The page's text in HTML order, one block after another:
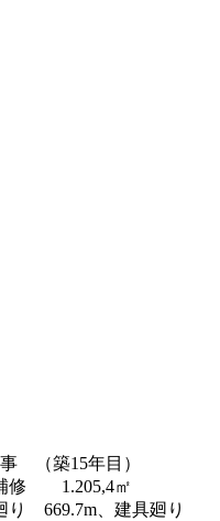
（築15年目）
補修 1.205,4㎡
り 669.7m、建具廻り